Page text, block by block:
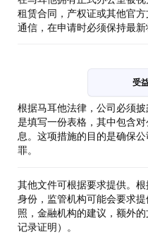
租赁合同，产权证或其他官
通信，在申请时必须保持最新
受
根据马耳他法律，公司必须
是填写一份表格，其中包含
息。这项措施的目的是确保
罪。
其他文件可根据要求提供。
身份，监管机构可能会要求
照，金融机构的建议，额外
记录证明）。